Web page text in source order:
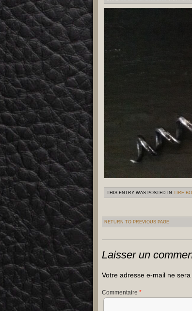
THIS ENTRY WAS POSTED IN TIRE-
RETURN TO PREVIOUS PAGE
Laisser un
Votre adresse e-mail ne sera
Commentaire *